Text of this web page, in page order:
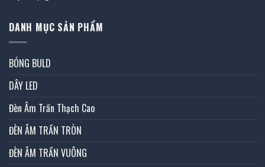
DANH MỤC SẢN PHẨM
BÓNG BULD
DÂY LED
Đèn Âm Trần Thạch Cao
ĐÈN ÂM TRẦN TRÒN
ĐÈN ÂM TRẦN VUÔNG